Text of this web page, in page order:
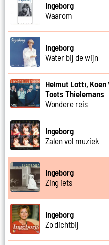
Ingeborg
Waarom
Ingeborg
Water bij de wijn
Helmut Lotti, Koen
Toots Thielemans
Wondere reis
Ingeborg
Zalen vol muziek
Ingeborg
Zing iets
Ingeborg
Zo dichtbij